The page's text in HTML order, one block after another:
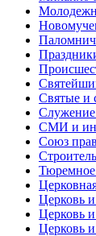
Святые и
СМИ и
Союз
Церковь и
Церковь и
Церковь